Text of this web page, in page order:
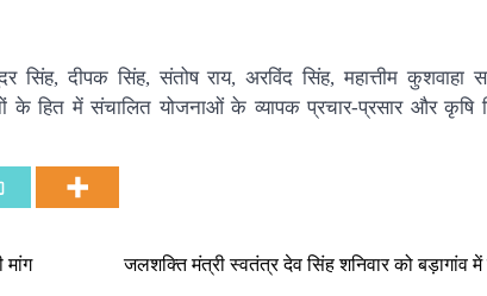
सिंह, दीपक सिंह, संतोष राय, अरविंद सिंह, महात्तीम
के हित में संचालित योजनाओं के व्यापक प्रचार-प्रसार और
मांग
जलशक्ति मंत्री स्वतंत्र देव सिंह शनिवार को बड़ागांव में